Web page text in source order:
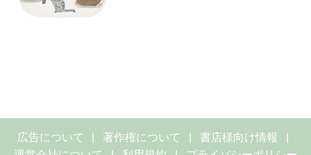
広告について 著作権について
書店様向け情報